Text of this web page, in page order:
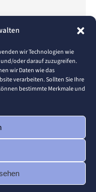
wir Technologien wie
oder darauf zuzugreifen.
wir Daten wie das
verarbeiten. Sollten Sie Ihre
bestimmte Merkmale und
8 9 …
on
PinterestWhatsApp